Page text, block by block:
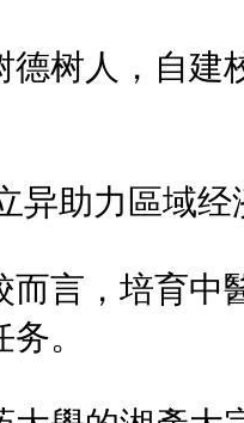
人，自建
助力區域经
，培育中
。